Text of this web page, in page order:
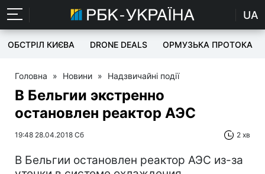
UA
ОБСТРІЛ КИЄВА DRONE DEALS ОРМУЗЬКА ПРОТОКА
Головна » Новини » Надзвичайні події
В Бельгии экстренно
остановлен реактор АЭС
19:48 28.04.2018 Сб 2 хв
В Бельгии остановлен реактор АЭС из-за